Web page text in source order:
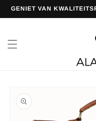
naar de
content
GENIET VAN